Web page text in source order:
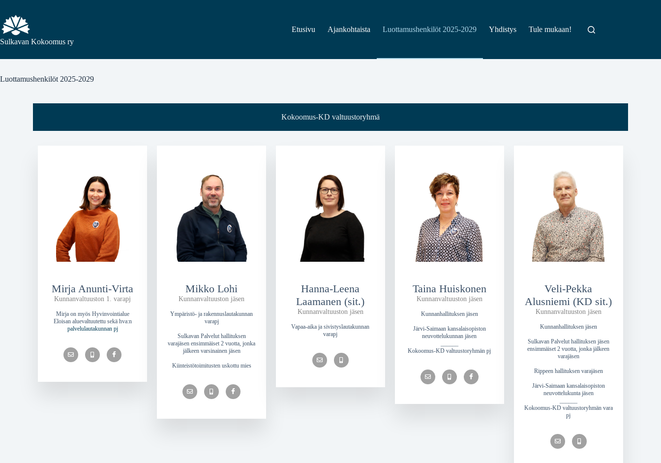
Sulkavan Kokoomus ry
Etusivu Ajankohtaista Luottamushenkilöt 2025-2029 Yhdistys Tule mukaan!
Luottamushenkilöt 2025-2029
Kokoomus-KD valtuustoryhmä
Mirja Anunti-Virta
Kunnanvaltuuston 1. varapj
Mirja on myös Hyvinvointialue
Eloisan aluevaltuutettu sekä hva:n
palvelulautakunnan pj
Mikko Lohi
Kunnanvaltuuston jäsen
Ympäristö- ja rakennuslautakunnan
varapj
Sulkavan Palvelut hallituksen
varajäsen ensimmäiset 2 vuotta, jonka
jälkeen varsinainen jäsen
Kiinteistötoimitusten uskottu mies
Hanna-Leena
Laamanen (sit.)
Kunnanvaltuuston jäsen
Vapaa-aika ja sivistyslautakunnan
varapj
Taina Huiskonen
Kunnanvaltuuston jäsen
Kunnanhallituksen jäsen
Järvi-Saimaan kansalaisopiston
neuvottelukunnan jäsen
Kokoomus-KD valtuustoryhmän pj
Veli-Pekka
Alusniemi (KD sit.)
Kunnanvaltuuston jäsen
Kunnanhallituksen jäsen
Sulkavan Palvelut hallituksen jäsen
ensimmäiset 2 vuotta, jonka jälkeen
varajäsen
Rippeen hallituksen varajäsen
Järvi-Saimaan kansalaisopiston
neuvottelukunta jäsen
Kokoomus-KD valtuustoryhmän vara
pj